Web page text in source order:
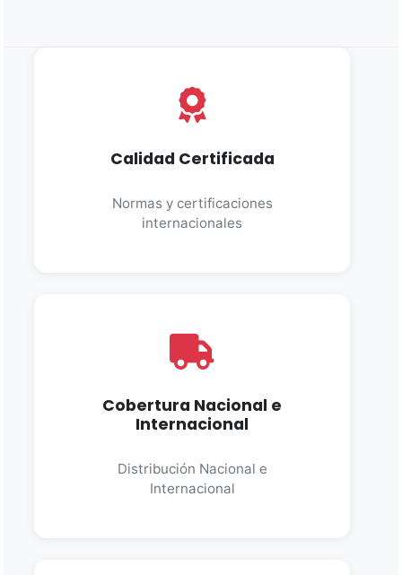
Calidad Certificada
Normas y certificaciones
internacionales
Cobertura Nacional e
Internacional
Distribución Nacional e
Internacional